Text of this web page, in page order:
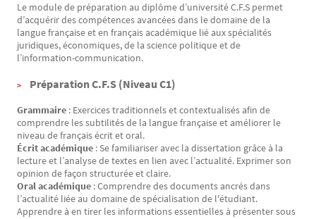
Le module de préparation au diplôme d’université C.F.S permet
d’acquérir des compétences avancées dans le domaine de la
langue française et en français académique lié aux spécialités
juridiques, économiques, de la science politique et de
l’information-communication.
Préparation C.F.S (Niveau C1)
Grammaire : Exercices traditionnels et contextualisés afin de
comprendre les subtilités de la langue française et améliorer le
niveau de français écrit et oral.
Écrit académique : Se familiariser avec la dissertation grâce à la
lecture et l’analyse de textes en lien avec l’actualité. Exprimer son
opinion de façon structurée et claire.
Oral académique : Comprendre des documents ancrés dans
l’actualité liée au domaine de spécialisation de l'étudiant.
Apprendre à en tirer les informations essentielles à présenter sous